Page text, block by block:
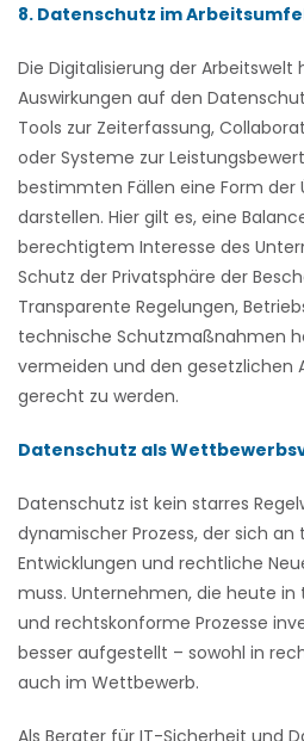
8. Datenschutz im
Die Digitalisierung der Arbeitswelt
Auswirkungen auf den
Tools zur Zeiterfassung,
oder Systeme zur
bestimmten Fällen eine Form der
darstellen. Hier gilt es, eine
berechtigtem Interesse des
Schutz der Privatsphäre der
Transparente Regelungen,
technische Schutzmaßnahmen
vermeiden und den gesetzlichen
gerecht zu werden.
Datenschutz als
Datenschutz ist kein starres
dynamischer Prozess, der sich
Entwicklungen und rechtliche
muss. Unternehmen, die heute in
und rechtskonforme Prozesse
besser aufgestellt – sowohl in
auch im Wettbewerb.